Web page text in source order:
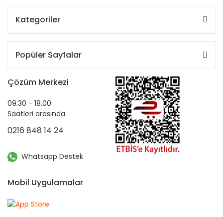
Kategoriler
Popüler Sayfalar
Çözüm Merkezi
09.30 - 18.00
Saatleri arasında
0216 848 14 24
Whatsapp Destek
Mobil Uygulamalar